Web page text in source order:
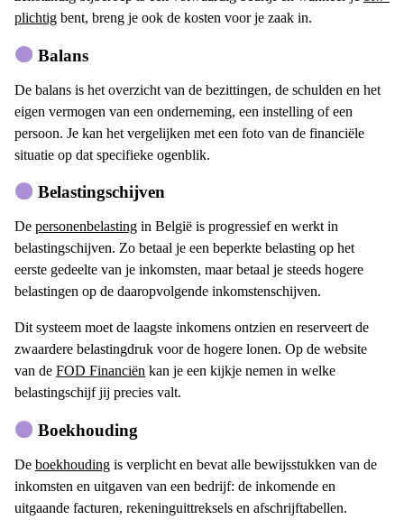
plichtig bent, breng je ook de kosten voor je zaak in.
Balans
De balans is het overzicht van de bezittingen, de schulden en het
eigen vermogen van een onderneming, een instelling of een
persoon. Je kan het vergelijken met een foto van de financiële
situatie op dat specifieke ogenblik.
Belastingschijven
De personenbelasting in België is progressief en werkt in
belastingschijven. Zo betaal je een beperkte belasting op het
eerste gedeelte van je inkomsten, maar betaal je steeds hogere
belastingen op de daaropvolgende inkomstenschijven.
Dit systeem moet de laagste inkomens ontzien en reserveert de
zwaardere belastingdruk voor de hogere lonen. Op de website
van de FOD Financiën kan je een kijkje nemen in welke
belastingschijf jij precies valt.
Boekhouding
De boekhouding is verplicht en bevat alle bewijsstukken van de
inkomsten en uitgaven van een bedrijf: de inkomende en
uitgaande facturen, rekeninguittreksels en afschrijftabellen.